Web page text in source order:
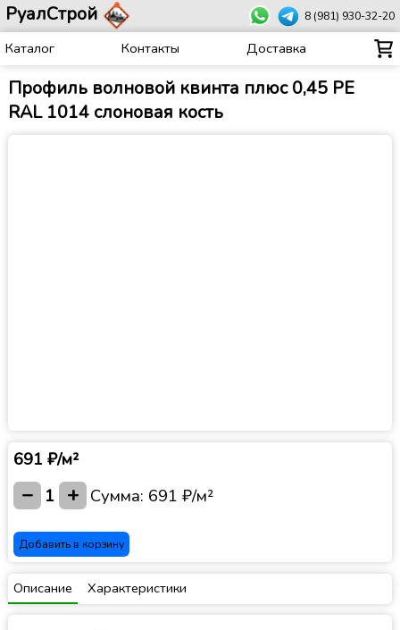
РуалСтрой 8 (981) 930-32-20
Каталог Контакты Доставка
Профиль волновой квинта плюс 0,45 PE
RAL 1014 слоновая кость
691 ₽/м²
− 1 + Сумма: 691 ₽/м²
Добавить в корзину
Описание Характеристики